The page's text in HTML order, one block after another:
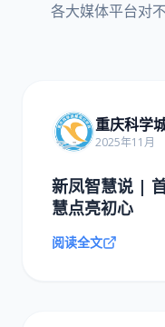
各大媒体平台对
重庆科学
2025年11月
新凤智慧说 |
慧点亮初心
阅读全文